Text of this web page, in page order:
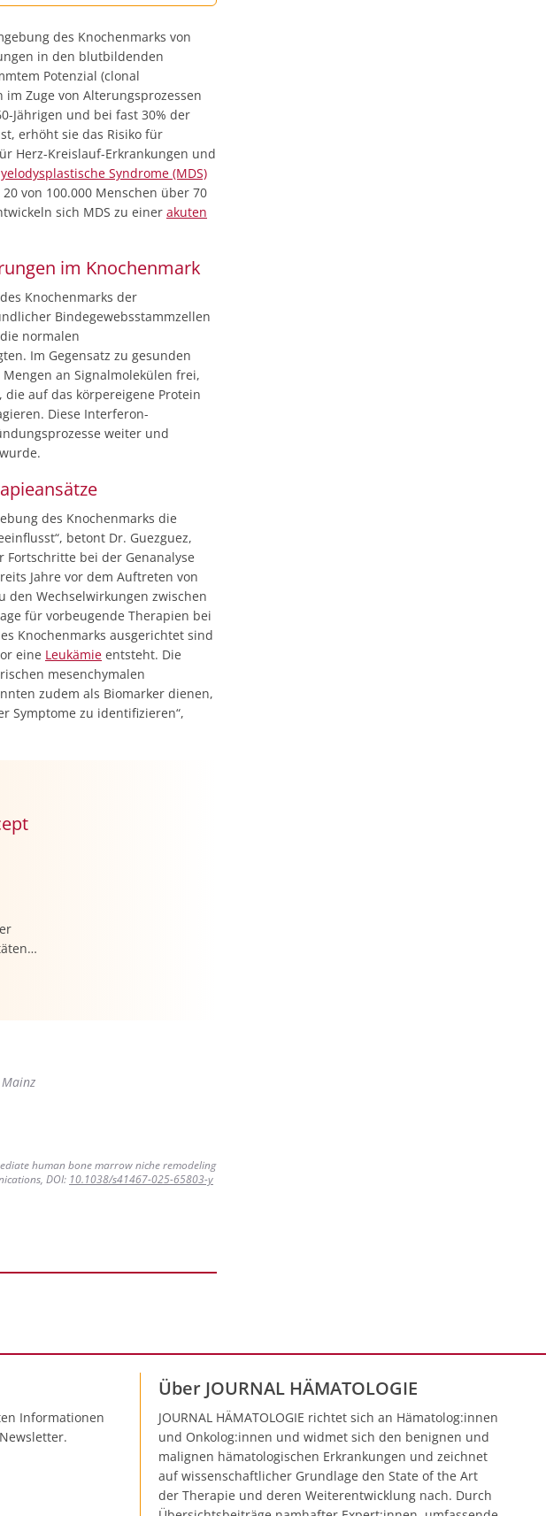
des Knochenmarks von
in den blutbildenden
Potenzial (clonal
Zuge von Alterungsprozessen
Jährigen und bei fast 30% der
erhöht sie das Risiko für
Herz-Kreislauf-Erkrankungen und
Syndrome (MDS)
von 100.000 Menschen über 70
sich MDS zu einer akuten
im Knochenmark
Knochenmarks der
Bindegewebsstammzellen
normalen
Im Gegensatz zu gesunden
an Signalmolekülen frei,
auf das körpereigene Protein
Diese Interferon-
weiter und
des Knochenmarks die
betont Dr. Guezguez,
bei der Genanalyse
Jahre vor dem Auftreten von
den Wechselwirkungen zwischen
für vorbeugende Therapien bei
Knochenmarks ausgerichtet sind
eine Leukämie entsteht. Die
mesenchymalen
zudem als Biomarker dienen,
Symptome zu identifizieren“,
human bone marrow niche remodeling
DOI: 10.1038/s41467-025-65803-y
Informationen
Über JOURNAL HÄMATOLOGIE
JOURNAL HÄMATOLOGIE richtet sich an Hämatolog:innen
und Onkolog:innen und widmet sich den benignen und
malignen hämatologischen Erkrankungen und zeichnet
auf wissenschaftlicher Grundlage den State of the Art
der Therapie und deren Weiterentwicklung nach. Durch